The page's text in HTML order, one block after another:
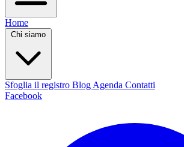
Home
Chi siamo
Sfoglia il registro Blog Agenda Contatti
Facebook